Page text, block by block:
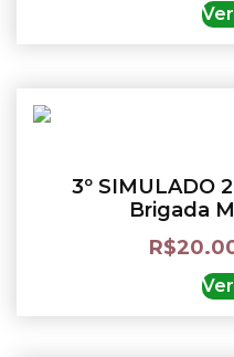
3º SIMULADO
Brigada
R$